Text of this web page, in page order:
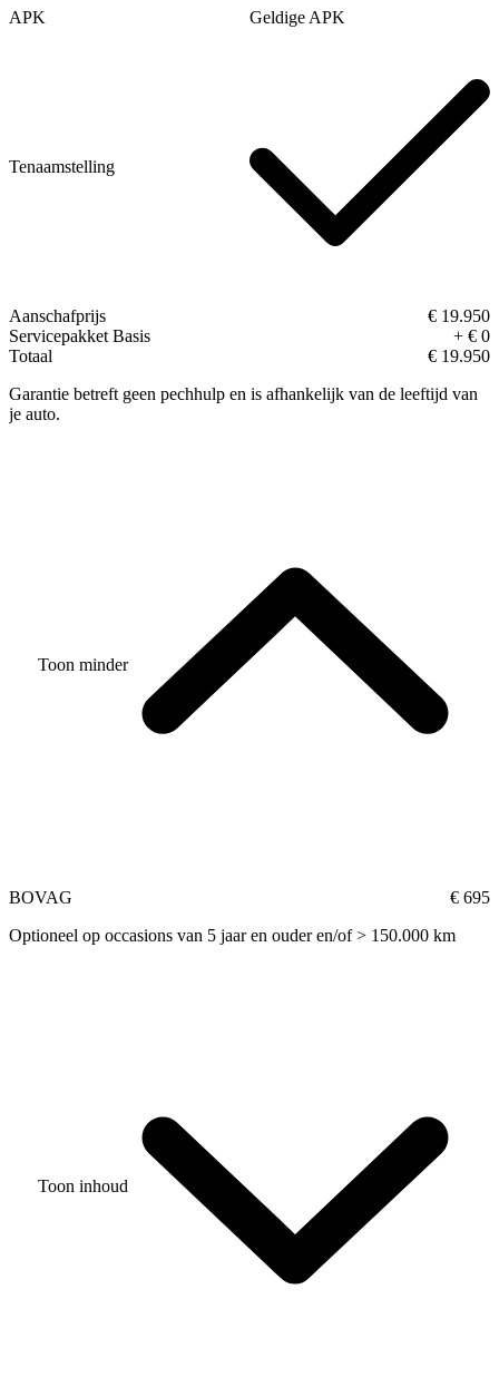
APK Geldige APK
Tenaamstelling
Aanschafprijs
€ 19.950
Servicepakket Basis
+ € 0
Totaal
€ 19.950
Garantie betreft geen pechhulp en is afhankelijk van de leeftijd van
je auto.
Toon minder
BOVAG
€ 695
Optioneel op occasions van 5 jaar en ouder en/of > 150.000 km
Toon inhoud